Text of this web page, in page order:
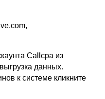
Callcpa из
данных.
к системе кликните